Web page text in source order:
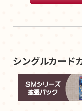
シングルカード